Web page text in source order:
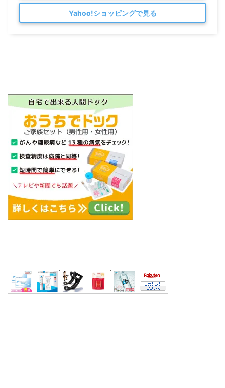
Yahoo!ショッピングで見る